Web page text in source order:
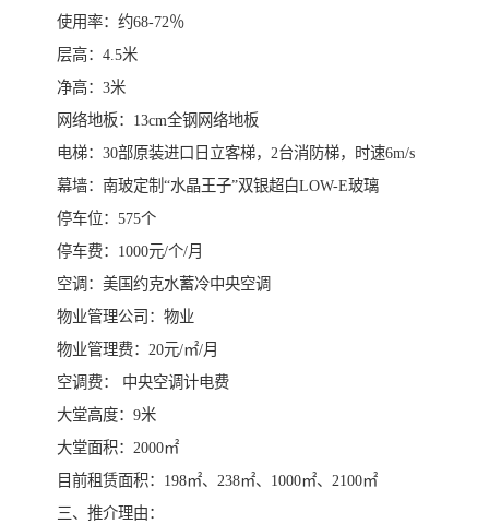
使用率：约68-72％
层高：4.5米
净高：3米
网络地板：13cm全钢网络地板
电梯：30部原装进口日立客梯，2台消防梯，时速6m/s
幕墙：南玻定制“水晶王子”双银超白LOW-E玻璃
停车位：575个
停车费：1000元/个/月
空调：美国约克水蓄冷中央空调
物业管理公司：物业
物业管理费：20元/㎡/月
空调费： 中央空调计电费
大堂高度：9米
大堂面积：2000㎡
目前租赁面积：198㎡、238㎡、1000㎡、2100㎡
三、推介理由：